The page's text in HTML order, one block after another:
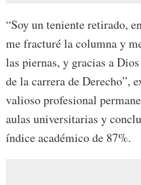
“Soy un teniente retirado,
me fracturé la columna y
las piernas, y gracias a
de la carrera de Derecho”,
valioso profesional
aulas universitarias y
índice académico de 87%.